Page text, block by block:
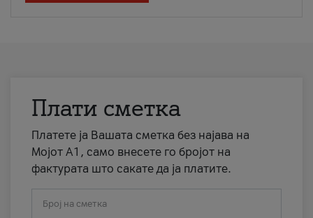
Плати сметка
Платете ја Вашата сметка без најава на
Мојот А1, само внесете го бројот на
фактурата што сакате да ја платите.
Број на сметка